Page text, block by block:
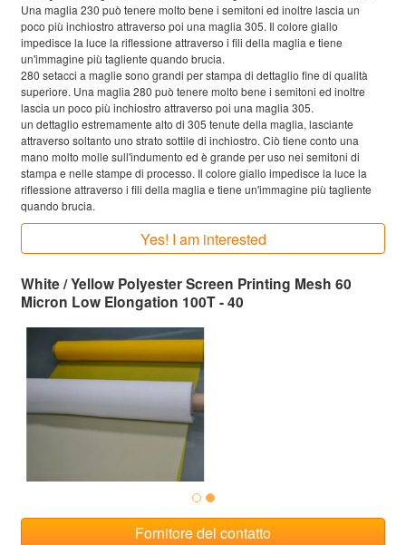
Una maglia 230 può tenere molto bene i semitoni ed inoltre lascia un
poco più inchiostro attraverso poi una maglia 305. Il colore giallo
impedisce la luce la riflessione attraverso i fili della maglia e tiene
un'immagine più tagliente quando brucia.
280 setacci a maglie sono grandi per stampa di dettaglio fine di qualità
superiore. Una maglia 280 può tenere molto bene i semitoni ed inoltre
lascia un poco più inchiostro attraverso poi una maglia 305.
un dettaglio estremamente alto di 305 tenute della maglia, lasciante
attraverso soltanto uno strato sottile di inchiostro. Ciò tiene conto una
mano molto molle sull'indumento ed è grande per uso nei semitoni di
stampa e nelle stampe di processo. Il colore giallo impedisce la luce la
riflessione attraverso i fili della maglia e tiene un'immagine più tagliente
quando brucia.
Yes! I am interested
White / Yellow Polyester Screen Printing Mesh 60
Micron Low Elongation 100T - 40
Fornitore del contatto